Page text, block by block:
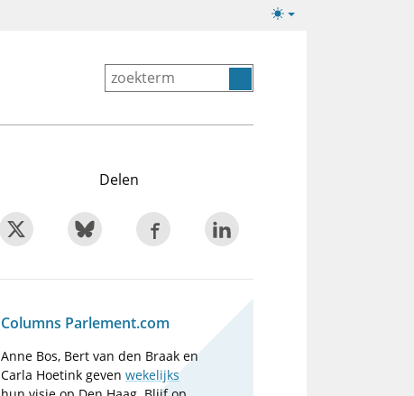
Lichte/donkere
Delen
Columns Parlement.com
Anne Bos, Bert van den Braak en
Carla Hoetink gevenwekelijks